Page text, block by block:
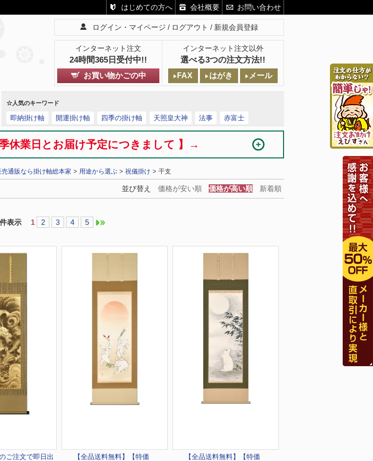
はじめての方へ 会社概要 お問い合わせ
ログイン・マイページ ログアウト 新規会員登録
インターネット注文
24時間365日受付中!!
インターネット注文以外
選べる3つの注文方法!!
お買い物かごの中 FAX はがき メール
☆人気のキーワード
即納掛け軸 開運掛け軸 四季の掛け軸 天照皇大神 法事 赤富士
季休業日とお届け予定につきまして 】→
通販なら掛け軸総本家 > 用途から選ぶ > 祝儀掛け > 干支
並び替え 価格が安い順 価格が高い順 新着順
件表示 1 2 3 4 5
ご注文で即日出
【全品送料無料】
【特価
【全品送料無料】
【特価